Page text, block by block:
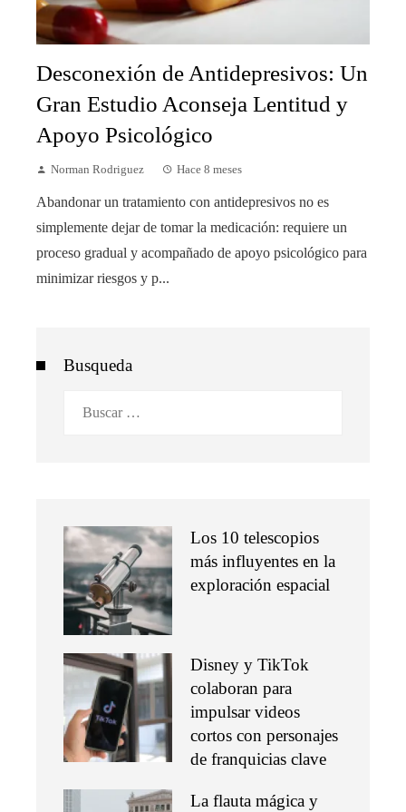
Desconexión de Antidepresivos: Un
Gran Estudio Aconseja Lentitud y
Apoyo Psicológico
Norman Rodriguez Hace 8 meses
Abandonar un tratamiento con antidepresivos no es
simplemente dejar de tomar la medicación: requiere un
proceso gradual y acompañado de apoyo psicológico para
minimizar riesgos y p...
Busqueda
Los 10 telescopios
más influyentes en la
exploración espacial
Disney y TikTok
colaboran para
impulsar videos
cortos con personajes
de franquicias clave
La flauta mágica y